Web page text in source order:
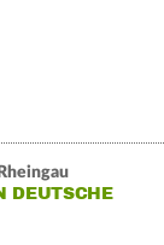
DEUTSCHE